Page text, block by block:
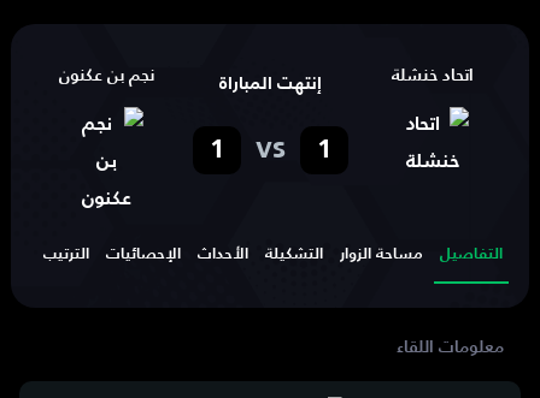
اتحاد خنشلة إنتهت المباراة
1
vs
1
نجم بن عكنون
التفاصيل مساحة الزوار التشكيلة الأحداث الإحصائيات الترتيب